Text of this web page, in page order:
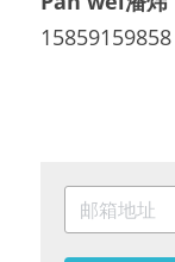
15859159858